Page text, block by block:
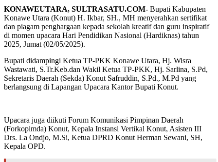
KONAWEUTARA, SULTRASATU.COM- Bupati Kabupaten
Konawe Utara (Konut) H. Ikbar, SH., MH menyerahkan sertifikat
dan piagam penghargaan kepada sekolah kreatif dan guru inspiratif
di momen upacara Hari Pendidikan Nasional (Hardiknas) tahun
2025, Jumat (02/05/2025).
Bupati didampingi Ketua TP-PKK Konawe Utara, Hj. Wisra
Wastawati, S.Tr.Keb.dan Wakil Ketua TP-PKK, Hj. Sarlina, S.Pd,
Sekretaris Daerah (Sekda) Konut Safruddin, S.Pd., M.Pd yang
berlangsung di Lapangan Upacara Kantor Bupati Konut.
Upacara juga diikuti Forum Komunikasi Pimpinan Daerah
(Forkopimda) Konut, Kepala Instansi Vertikal Konut, Asisten III
Drs. La Ondjo, M.Si, Ketua DPRD Konut Herman Sewani, SH,
Kepala OPD.